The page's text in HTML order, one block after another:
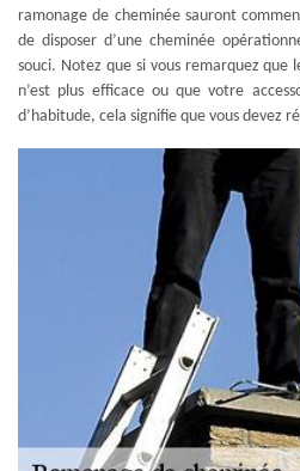
ramonage de cheminée sauront
de disposer d’une cheminée
souci. Notez que si vous remarquez
n’est plus efficace ou que votre
d’habitude, cela signifie que vous devez